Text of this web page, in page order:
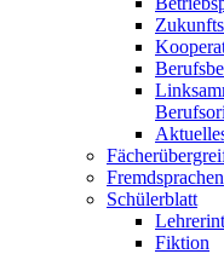
Fremdsprachen
Schülerblatt
Fiktion